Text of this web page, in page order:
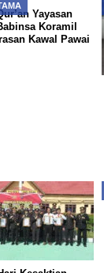
Yayasan
Koramil
Kawal Pawai